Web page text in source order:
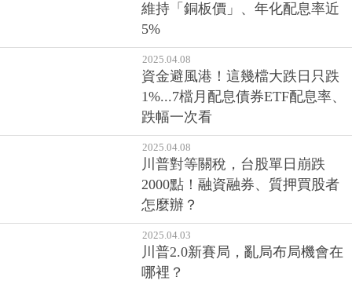
維持「銅板價」、年化配息率近
5%
2025.04.08
資金避風港！這幾檔大跌日只跌
1%...7檔月配息債券ETF配息率、
跌幅一次看
2025.04.08
川普對等關稅，台股單日崩跌
2000點！融資融券、質押買股者
怎麼辦？
2025.04.03
川普2.0新賽局，亂局布局機會在
哪裡？